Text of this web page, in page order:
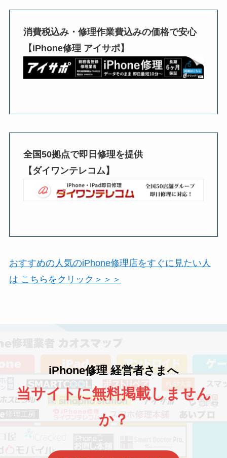
消費税込み・修理作業費込みの価格で安心
【iPhone修理 アイサポ】
全国50拠点で即日修理を提供
【ダイワンテレコム】
おすすめの人気のiPhone修理店をすぐに見たい人
は こちらをクリック＞＞＞
iPhone修理 経営者さまへ
当サイトに無料掲載しません
か？